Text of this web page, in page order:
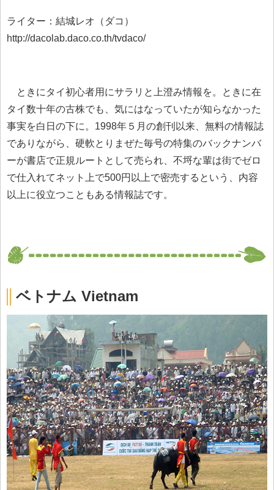
ライター：結城レオ（ダコ）
http://dacolab.daco.co.th/tvdaco/
ときにタイ初心者用にサラリと上澄み情報を。ときに在
タイ数十年の古株でも、気にはなっていたが知らなかった
事実を白日の下に。1998年５月の創刊以来、無料の情報誌
でありながら、硬軟とりまぜた毎号の特集のバックナンバ
ーが書店で正規ルートとして売られ、不埒な輩は街でゼロ
で仕入れてネット上で500円以上で密売するという、内容
以上に役立つこともある情報誌です。
ベトナム Vietnam